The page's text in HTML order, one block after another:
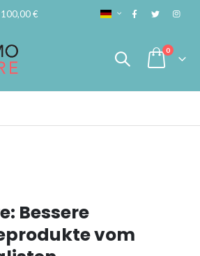
100,00 € SPRACHE
Cart
0Artikel
Bessere
vom